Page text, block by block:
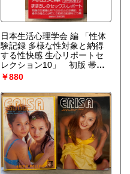
日本生活心理学会 編 「性体
験記録 多様な性対象と納得
する性快感 生心リポートセ
レクション10」 初版 帯付
き 河出文庫
￥880